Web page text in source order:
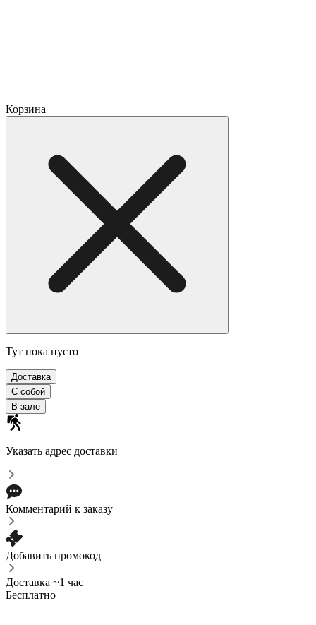
Корзина
Тут пока пусто
Доставка
С собой
В зале
Указать адрес доставки
Комментарий к заказу
Добавить промокод
Доставка ~1 час
Бесплатно